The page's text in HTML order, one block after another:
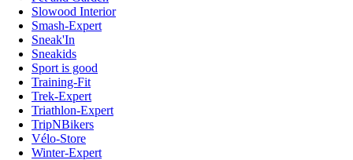
Slowood Interior
Smash-Expert
Sneak'In
Sneakids
Sport is good
Training-Fit
Trek-Expert
Triathlon-Expert
TripNBikers
Vélo-Store
Winter-Expert